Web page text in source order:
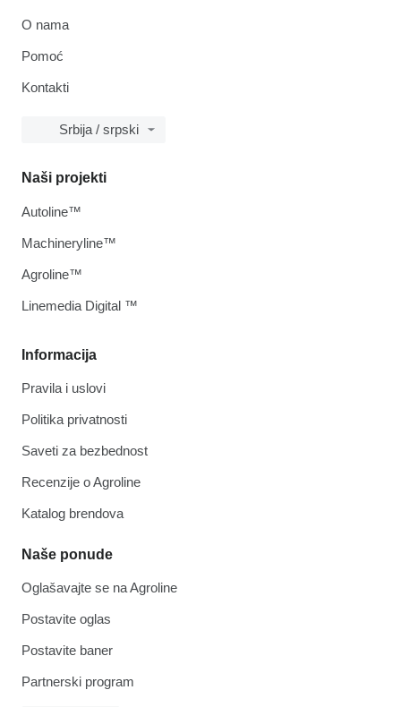
O nama
Pomoć
Kontakti
Srbija / srpski
Informacija
Pravila i uslovi
Politika privatnosti
Saveti za bezbednost
Recenzije o Agroline
Katalog brendova
Naše ponude
Oglašavajte se na Agroline
Postavite oglas
Postavite baner
Partnerski program
Naši projekti
Autoline™
Machineryline™
Agroline™
Linemedia Digital ™